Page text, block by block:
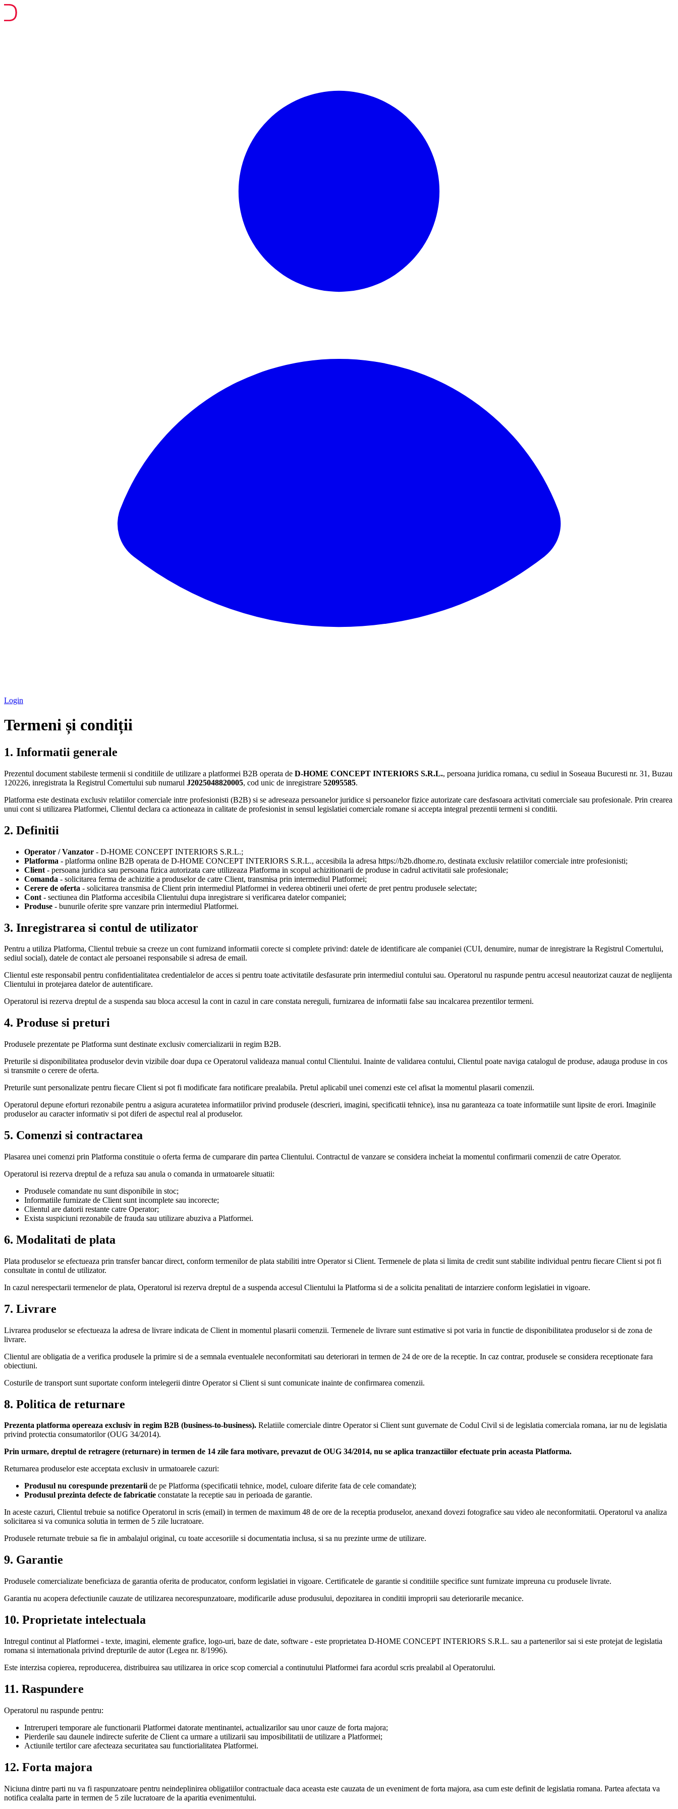
Login
Termeni și condiții
1. Informatii generale
Prezentul document stabileste termenii si conditiile de utilizare a platformei B2B operata de D-HOME CONCEPT INTERIORS S.R.L., persoana juridica romana, cu sediul in Soseaua Bucuresti nr. 31, Buzau
120226, inregistrata la Registrul Comertului sub numarul J2025048820005, cod unic de inregistrare 52095585.
Platforma este destinata exclusiv relatiilor comerciale intre profesionisti (B2B) si se adreseaza persoanelor juridice si persoanelor fizice autorizate care desfasoara activitati comerciale sau profesionale. Prin crearea
unui cont si utilizarea Platformei, Clientul declara ca actioneaza in calitate de profesionist in sensul legislatiei comerciale romane si accepta integral prezentii termeni si conditii.
2. Definitii
Operator / Vanzator - D-HOME CONCEPT INTERIORS S.R.L.;
Platforma - platforma online B2B operata de D-HOME CONCEPT INTERIORS S.R.L., accesibila la adresa https://b2b.dhome.ro, destinata exclusiv relatiilor comerciale intre profesionisti;
Client - persoana juridica sau persoana fizica autorizata care utilizeaza Platforma in scopul achizitionarii de produse in cadrul activitatii sale profesionale;
Comanda - solicitarea ferma de achizitie a produselor de catre Client, transmisa prin intermediul Platformei;
Cerere de oferta - solicitarea transmisa de Client prin intermediul Platformei in vederea obtinerii unei oferte de pret pentru produsele selectate;
Cont - sectiunea din Platforma accesibila Clientului dupa inregistrare si verificarea datelor companiei;
Produse - bunurile oferite spre vanzare prin intermediul Platformei.
3. Inregistrarea si contul de utilizator
Pentru a utiliza Platforma, Clientul trebuie sa creeze un cont furnizand informatii corecte si complete privind: datele de identificare ale companiei (CUI, denumire, numar de inregistrare la Registrul Comertului,
sediul social), datele de contact ale persoanei responsabile si adresa de email.
Clientul este responsabil pentru confidentialitatea credentialelor de acces si pentru toate activitatile desfasurate prin intermediul contului sau. Operatorul nu raspunde pentru accesul neautorizat cauzat de neglijenta
Clientului in protejarea datelor de autentificare.
Operatorul isi rezerva dreptul de a suspenda sau bloca accesul la cont in cazul in care constata nereguli, furnizarea de informatii false sau incalcarea prezentilor termeni.
4. Produse si preturi
Produsele prezentate pe Platforma sunt destinate exclusiv comercializarii in regim B2B.
Preturile si disponibilitatea produselor devin vizibile doar dupa ce Operatorul valideaza manual contul Clientului. Inainte de validarea contului, Clientul poate naviga catalogul de produse, adauga produse in cos
si transmite o cerere de oferta.
Preturile sunt personalizate pentru fiecare Client si pot fi modificate fara notificare prealabila. Pretul aplicabil unei comenzi este cel afisat la momentul plasarii comenzii.
Operatorul depune eforturi rezonabile pentru a asigura acuratetea informatiilor privind produsele (descrieri, imagini, specificatii tehnice), insa nu garanteaza ca toate informatiile sunt lipsite de erori. Imaginile
produselor au caracter informativ si pot diferi de aspectul real al produselor.
5. Comenzi si contractarea
Plasarea unei comenzi prin Platforma constituie o oferta ferma de cumparare din partea Clientului. Contractul de vanzare se considera incheiat la momentul confirmarii comenzii de catre Operator.
Operatorul isi rezerva dreptul de a refuza sau anula o comanda in urmatoarele situatii:
Produsele comandate nu sunt disponibile in stoc;
Informatiile furnizate de Client sunt incomplete sau incorecte;
Clientul are datorii restante catre Operator;
Exista suspiciuni rezonabile de frauda sau utilizare abuziva a Platformei.
6. Modalitati de plata
Plata produselor se efectueaza prin transfer bancar direct, conform termenilor de plata stabiliti intre Operator si Client. Termenele de plata si limita de credit sunt stabilite individual pentru fiecare Client si pot fi
consultate in contul de utilizator.
In cazul nerespectarii termenelor de plata, Operatorul isi rezerva dreptul de a suspenda accesul Clientului la Platforma si de a solicita penalitati de intarziere conform legislatiei in vigoare.
7. Livrare
Livrarea produselor se efectueaza la adresa de livrare indicata de Client in momentul plasarii comenzii. Termenele de livrare sunt estimative si pot varia in functie de disponibilitatea produselor si de zona de
livrare.
Clientul are obligatia de a verifica produsele la primire si de a semnala eventualele neconformitati sau deteriorari in termen de 24 de ore de la receptie. In caz contrar, produsele se considera receptionate fara
obiectiuni.
Costurile de transport sunt suportate conform intelegerii dintre Operator si Client si sunt comunicate inainte de confirmarea comenzii.
8. Politica de returnare
Prezenta platforma opereaza exclusiv in regim B2B (business-to-business). Relatiile comerciale dintre Operator si Client sunt guvernate de Codul Civil si de legislatia comerciala romana, iar nu de legislatia
privind protectia consumatorilor (OUG 34/2014).
Prin urmare, dreptul de retragere (returnare) in termen de 14 zile fara motivare, prevazut de OUG 34/2014, nu se aplica tranzactiilor efectuate prin aceasta Platforma.
Returnarea produselor este acceptata exclusiv in urmatoarele cazuri:
Produsul nu corespunde prezentariide pe Platforma (specificatii tehnice, model, culoare diferite fata de cele comandate);
Produsul prezinta defecte de fabricatie constatate la receptie sau in perioada de garantie.
In aceste cazuri, Clientul trebuie sa notifice Operatorul in scris (email) in termen de maximum 48 de ore de la receptia produselor, anexand dovezi fotografice sau video ale neconformitatii. Operatorul va analiza
solicitarea si va comunica solutia in termen de 5 zile lucratoare.
Produsele returnate trebuie sa fie in ambalajul original, cu toate accesoriile si documentatia inclusa, si sa nu prezinte urme de utilizare.
9. Garantie
Produsele comercializate beneficiaza de garantia oferita de producator, conform legislatiei in vigoare. Certificatele de garantie si conditiile specifice sunt furnizate impreuna cu produsele livrate.
Garantia nu acopera defectiunile cauzate de utilizarea necorespunzatoare, modificarile aduse produsului, depozitarea in conditii improprii sau deteriorarile mecanice.
10. Proprietate intelectuala
Intregul continut al Platformei - texte, imagini, elemente grafice, logo-uri, baze de date, software - este proprietatea D-HOME CONCEPT INTERIORS S.R.L. sau a partenerilor sai si este protejat de legislatia
romana si internationala privind drepturile de autor (Legea nr. 8/1996).
Este interzisa copierea, reproducerea, distribuirea sau utilizarea in orice scop comercial a continutului Platformei fara acordul scris prealabil al Operatorului.
11. Raspundere
Operatorul nu raspunde pentru:
Intreruperi temporare ale functionarii Platformei datorate mentinantei, actualizarilor sau unor cauze de forta majora;
Pierderile sau daunele indirecte suferite de Client ca urmare a utilizarii sau imposibilitatii de utilizare a Platformei;
Actiunile tertilor care afecteaza securitatea sau functiorialitatea Platformei.
12. Forta majora
Niciuna dintre parti nu va fi raspunzatoare pentru neindeplinirea obligatiilor contractuale daca aceasta este cauzata de un eveniment de forta majora, asa cum este definit de legislatia romana. Partea afectata va
notifica cealalta parte in termen de 5 zile lucratoare de la aparitia evenimentului.